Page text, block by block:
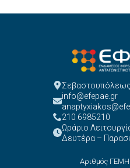
info@efepae.gr
210 6985210
Ωράριο
Δευτέρα –
Αριθμός